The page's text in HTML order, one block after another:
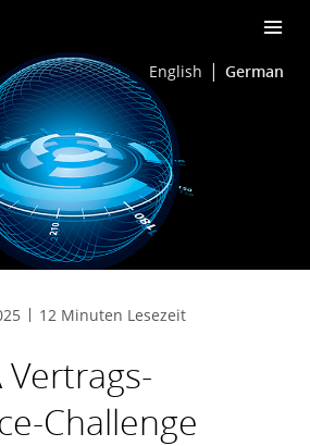
English German
12 Minuten Lesezeit
Vertrags-
Challenge